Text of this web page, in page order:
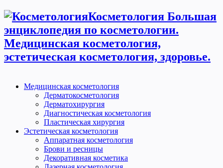
Косметология Большая
энциклопедия по косметологии.
Медицинская косметология,
эстетическая косметология, здоровье.
Медицинская косметология
Дерматокосметология
Дерматохирургия
Диагностическая косметология
Пластическая хирургия
Эстетическая косметология
Аппаратная косметология
Брови и ресницы
Декоративная косметика